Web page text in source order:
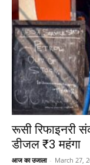
रूसी रिफाइनरी
डीजल ₹3 महंगा
आज का उजाला - March 27,